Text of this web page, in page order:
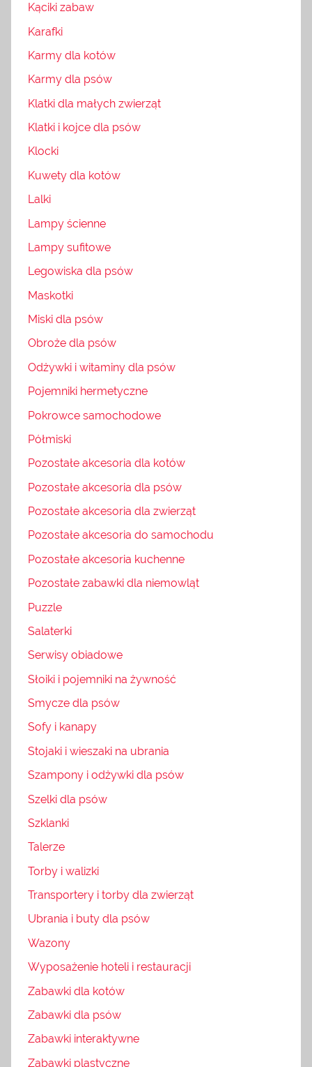
Kąciki zabaw
Karafki
Karmy dla kotów
Karmy dla psów
Klatki dla małych zwierząt
Klatki i kojce dla psów
Klocki
Kuwety dla kotów
Lalki
Lampy ścienne
Lampy sufitowe
Legowiska dla psów
Maskotki
Miski dla psów
Obroże dla psów
Odżywki i witaminy dla psów
Pojemniki hermetyczne
Pokrowce samochodowe
Półmiski
Pozostałe akcesoria dla kotów
Pozostałe akcesoria dla psów
Pozostałe akcesoria dla zwierząt
Pozostałe akcesoria do samochodu
Pozostałe akcesoria kuchenne
Pozostałe zabawki dla niemowląt
Puzzle
Salaterki
Serwisy obiadowe
Słoiki i pojemniki na żywność
Smycze dla psów
Sofy i kanapy
Stojaki i wieszaki na ubrania
Szampony i odżywki dla psów
Szelki dla psów
Szklanki
Talerze
Torby i walizki
Transportery i torby dla zwierząt
Ubrania i buty dla psów
Wazony
Wyposażenie hoteli i restauracji
Zabawki dla kotów
Zabawki dla psów
Zabawki interaktywne
Zabawki plastyczne